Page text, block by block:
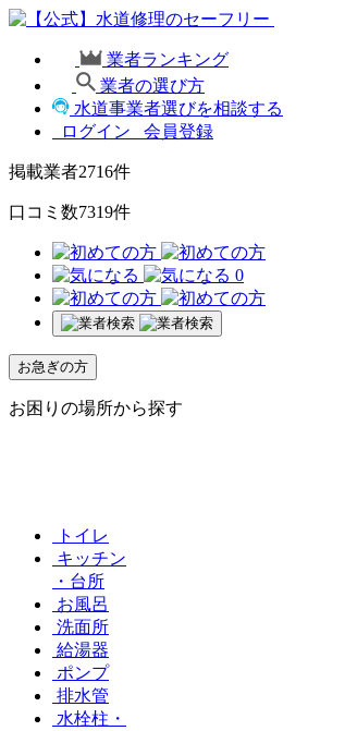
業者ランキング
業者の選び方
水道事業者選びを相談する
ログイン
会員登録
掲載業者2716件
口コミ数7319件
0
お急ぎの方
お困りの場所から探す
トイレ
キッチン
・台所
お風呂
洗面所
給湯器
ポンプ
排水管
水栓柱・